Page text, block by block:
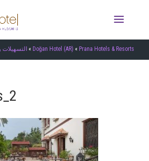
Prana Hotels & Resorts
»
Doğan Hotel (AR)
»